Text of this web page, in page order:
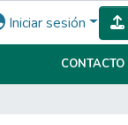
Iniciar sesión
CONTACTO